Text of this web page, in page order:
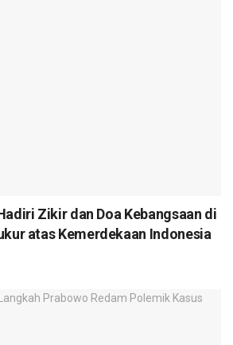
Zikir dan Doa Kebangsaan di
atas Kemerdekaan Indonesia